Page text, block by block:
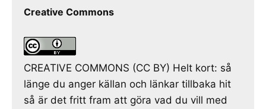
Creative Commons
CREATIVE COMMONS (CC BY) Helt kort: så
länge du anger källan och länkar tillbaka hit
så är det fritt fram att göra vad du vill med